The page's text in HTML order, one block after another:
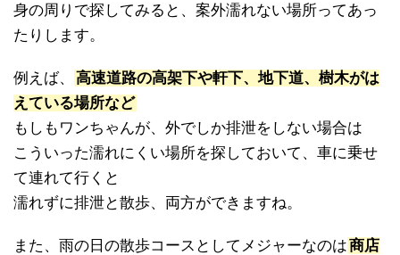
身の周りで探してみると、案外濡れない場所ってあっ
たりします。
例えば、
高速道路の高架下や軒下、地下道、樹木がは
えている場所など
もしもワンちゃんが、外でしか排泄をしない場合は
こういった濡れにくい場所を探しておいて、車に乗せ
て連れて行くと
濡れずに排泄と散歩、両方ができますね。
また、雨の日の散歩コースとしてメジャーなのは商店